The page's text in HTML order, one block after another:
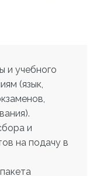
и учебного
(язык,
и
на подачу в